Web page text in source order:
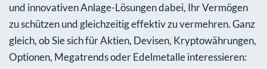
und innovativen Anlage-Lösungen dabei, Ihr Vermögen
zu schützen und gleichzeitig effektiv zu vermehren. Ganz
gleich, ob Sie sich für Aktien, Devisen, Kryptowährungen,
Optionen, Megatrends oder Edelmetalle interessieren: